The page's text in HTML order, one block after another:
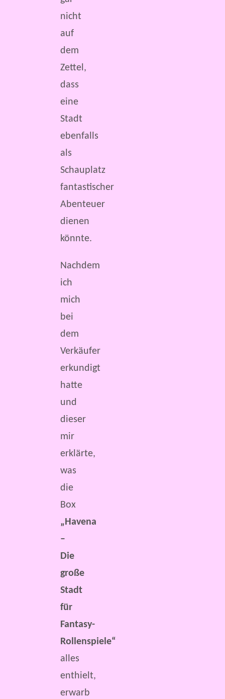
nicht
auf
dem
Zettel,
dass
eine
Stadt
ebenfalls
als
Schauplatz
fantastischer
Abenteuer
dienen
könnte.
Nachdem
ich
mich
bei
dem
Verkäufer
erkundigt
hatte
und
dieser
mir
erklärte,
was
die
Box
„Havena
–
Die
große
Stadt
für
Fantasy-
Rollenspiele“
alles
enthielt,
erwarb